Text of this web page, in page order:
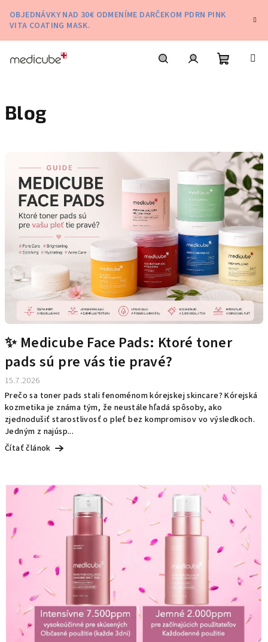
obsah
OBJEDNÁVKY NAD 30€ ODMENÍME DARČEKOM PDRN PINK
VITA COATING MASK.
Blog
n
v
✨ Medicube Face Pads: Ktoré toner
pads sú pre vás tie pravé?
15.7.2026
Prečo sa toner pads stali fenoménom kórejskej skincare? Kórejská
kozmetika je známa tým, že neustále hľadá spôsoby, ako
zjednodušiť starostlivosť o pleť bez kompromisov vo výsledkoch.
Jedným z najúsp...
Čítať článok